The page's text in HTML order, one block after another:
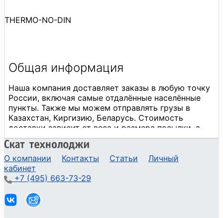
THERMO-NO-DIN
О компании Контакты Статьи
Личный
кабинет
+7 (495) 663-73-29